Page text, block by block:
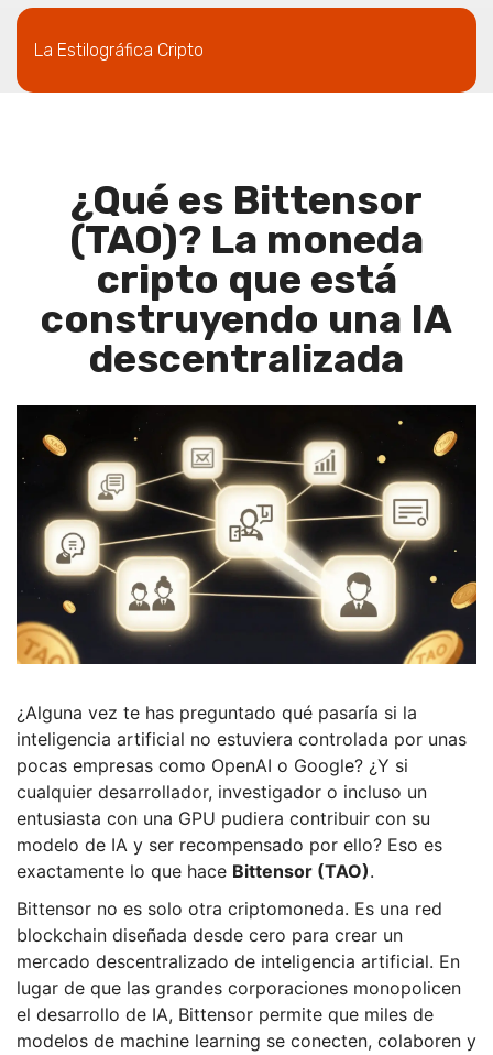
La Estilográfica Cripto
¿Qué es Bittensor
(TAO)? La moneda
cripto que está
construyendo una IA
descentralizada
¿Alguna vez te has preguntado qué pasaría si la
inteligencia artificial no estuviera controlada por unas
pocas empresas como OpenAI o Google? ¿Y si
cualquier desarrollador, investigador o incluso un
entusiasta con una GPU pudiera contribuir con su
modelo de IA y ser recompensado por ello? Eso es
exactamente lo que hace Bittensor (TAO).
Bittensor no es solo otra criptomoneda. Es una red
blockchain diseñada desde cero para crear un
mercado descentralizado de inteligencia artificial. En
lugar de que las grandes corporaciones monopolicen
el desarrollo de IA, Bittensor permite que miles de
modelos de machine learning se conecten, colaboren y